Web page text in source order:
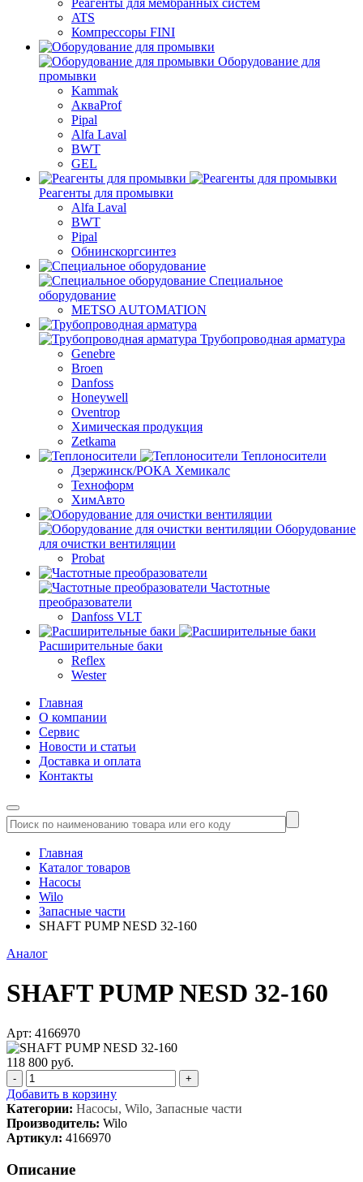
Реагенты для мембранных систем
ATS
Компрессоры FINI
Оборудование для
промывки
Kammak
АкваProf
Pipal
Alfa Laval
BWT
GEL
Реагенты для промывки
Alfa Laval
BWT
Pipal
Обнинскоргсинтез
Специальное
оборудование
METSO AUTOMATION
Трубопроводная арматура
Genebre
Broen
Danfoss
Honeywell
Oventrop
Химическая продукция
Zetkama
Теплоносители
Дзержинск/РОКА Хемикалс
Техноформ
ХимАвто
Оборудование
для очистки вентиляции
Probat
Частотные
преобразователи
Danfoss VLT
Расширительные баки
Reflex
Wester
Главная
О компании
Сервис
Новости и статьи
Доставка и оплата
Контакты
Главная
Каталог товаров
Насосы
Wilo
Запасные части
SHAFT PUMP NESD 32-160
Аналог
SHAFT PUMP NESD 32-160
Арт: 4166970
118 800 руб.
- +
Добавить в корзину
Категории: Насосы, Wilo, Запасные части
Производитель: Wilo
Артикул: 4166970
Описание